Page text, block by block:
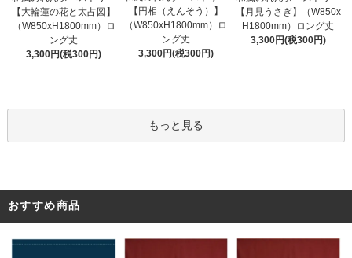
【大輪蓮の花と太占図】
（W850xH1800mm）ロ
ング丈
3,300円(税300円)
【円相（えんそう）】
（W850xH1800mm）ロ
ング丈
3,300円(税300円)
【月見うさぎ】（W850x
H1800mm）ロング丈
3,300円(税300円)
もっと見る
おすすめ商品